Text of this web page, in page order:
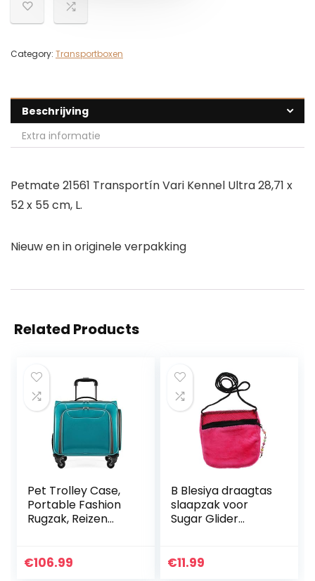
Category: Transportboxen
Beschrijving
Extra informatie
Petmate 21561 Transportín Vari Kennel Ultra 28,71 x
52 x 55 cm, L.
Nieuw en in originele verpakking
Related Products
Pet Trolley Case,
Portable Fashion
Rugzak, Reizen
Ademend,
€106.99
B Blesiya draagtas
slaapzak voor
Sugar Glider
huisdieren, roze
€11.99